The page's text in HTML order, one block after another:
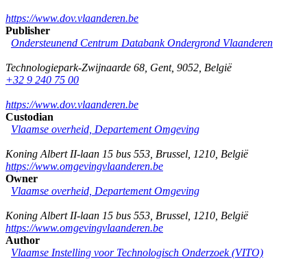
https://www.dov.vlaanderen.be
Publisher
Ondersteunend Centrum Databank Ondergrond Vlaanderen
Technologiepark-Zwijnaarde 68 Gent, 9052 België
+32 9 240 75 00
https://www.dov.vlaanderen.be
Custodian
Vlaamse overheid, Departement Omgeving
Koning Albert II-laan 15 bus 553 Brussel 1210 België
https://www.omgevingvlaanderen.be
Owner
Vlaamse overheid, Departement Omgeving
Koning Albert II-laan 15 bus 553 Brussel 1210 België
https://www.omgevingvlaanderen.be
Author
Vlaamse Instelling voor Technologisch Onderzoek (VITO)